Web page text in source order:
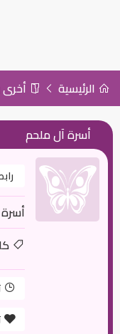
الرئيسية
أسرة آل ملحم